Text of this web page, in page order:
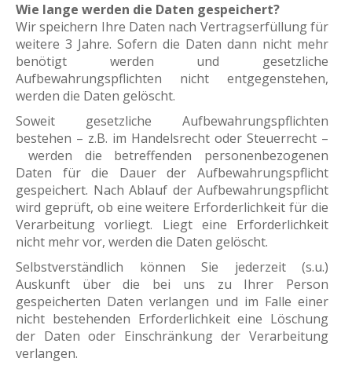
Wie lange werden die Daten gespeichert?
Wir speichern Ihre Daten nach Vertragserfüllung für
weitere 3 Jahre. Sofern die Daten dann nicht mehr
benötigt werden und gesetzliche
Aufbewahrungspflichten nicht entgegenstehen,
werden die Daten gelöscht.
Soweit gesetzliche Aufbewahrungspflichten
bestehen – z.B. im Handelsrecht oder Steuerrecht –
werden die betreffenden personenbezogenen
Daten für die Dauer der Aufbewahrungspflicht
gespeichert. Nach Ablauf der Aufbewahrungspflicht
wird geprüft, ob eine weitere Erforderlichkeit für die
Verarbeitung vorliegt. Liegt eine Erforderlichkeit
nicht mehr vor, werden die Daten gelöscht.
Selbstverständlich können Sie jederzeit (s.u.)
Auskunft über die bei uns zu Ihrer Person
gespeicherten Daten verlangen und im Falle einer
nicht bestehenden Erforderlichkeit eine Löschung
der Daten oder Einschränkung der Verarbeitung
verlangen.